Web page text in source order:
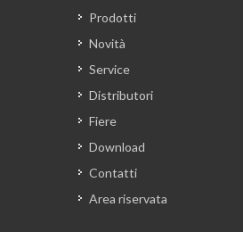
Prodotti
Novità
Service
Distributori
Fiere
Download
Contatti
Area riservata